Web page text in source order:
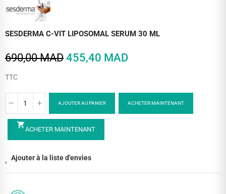
SESDERMA C-VIT LIPOSOMAL SERUM 30 ML
690,00 MAD 455,40 MAD
TTC
AJOUTER AU PANIER ACHETER MAINTENANT
shopping_cartACHETER MAINTENANT
Ajouter à la liste d'envies